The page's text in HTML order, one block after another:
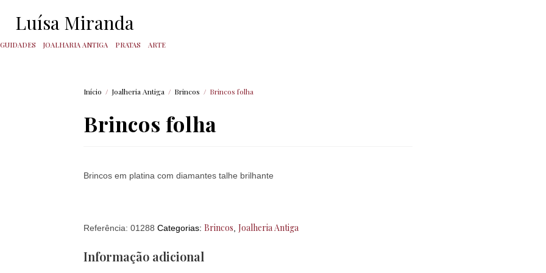
Luísa Miranda
JOALHARIA ANTIGA PRATAS ARTE
Início / Joalheria Antiga / Brincos / Brincos folha
Brincos folha
Brincos em platina com diamantes talhe brilhante
Referência: 01288 Categorias: Brincos Joalheria Antiga
Informação adicional